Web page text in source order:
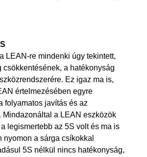
LEAN-re mindenki úgy tekintett,
csökkentésének, a hatékonyság
Ez igaz ma is,
értelmezésében egyre
folyamatos javítás és az
Mindazonáltal a LEAN eszközök
legismertebb az 5S volt és ma is
nyomon a sárga csíkokkal
5S nélkül nincs hatékonyság,